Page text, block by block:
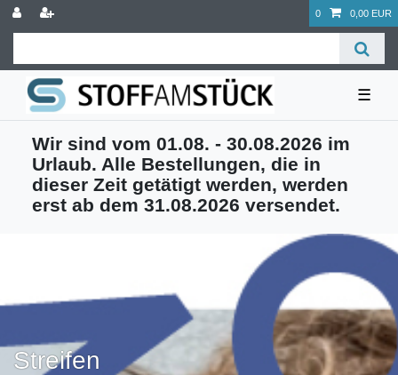
0 0,00 EUR
☰
Wir sind vom 01.08. - 30.08.2026 im
Urlaub. Alle Bestellungen, die in
dieser Zeit getätigt werden, werden
erst ab dem 31.08.2026 versendet.
Streifen